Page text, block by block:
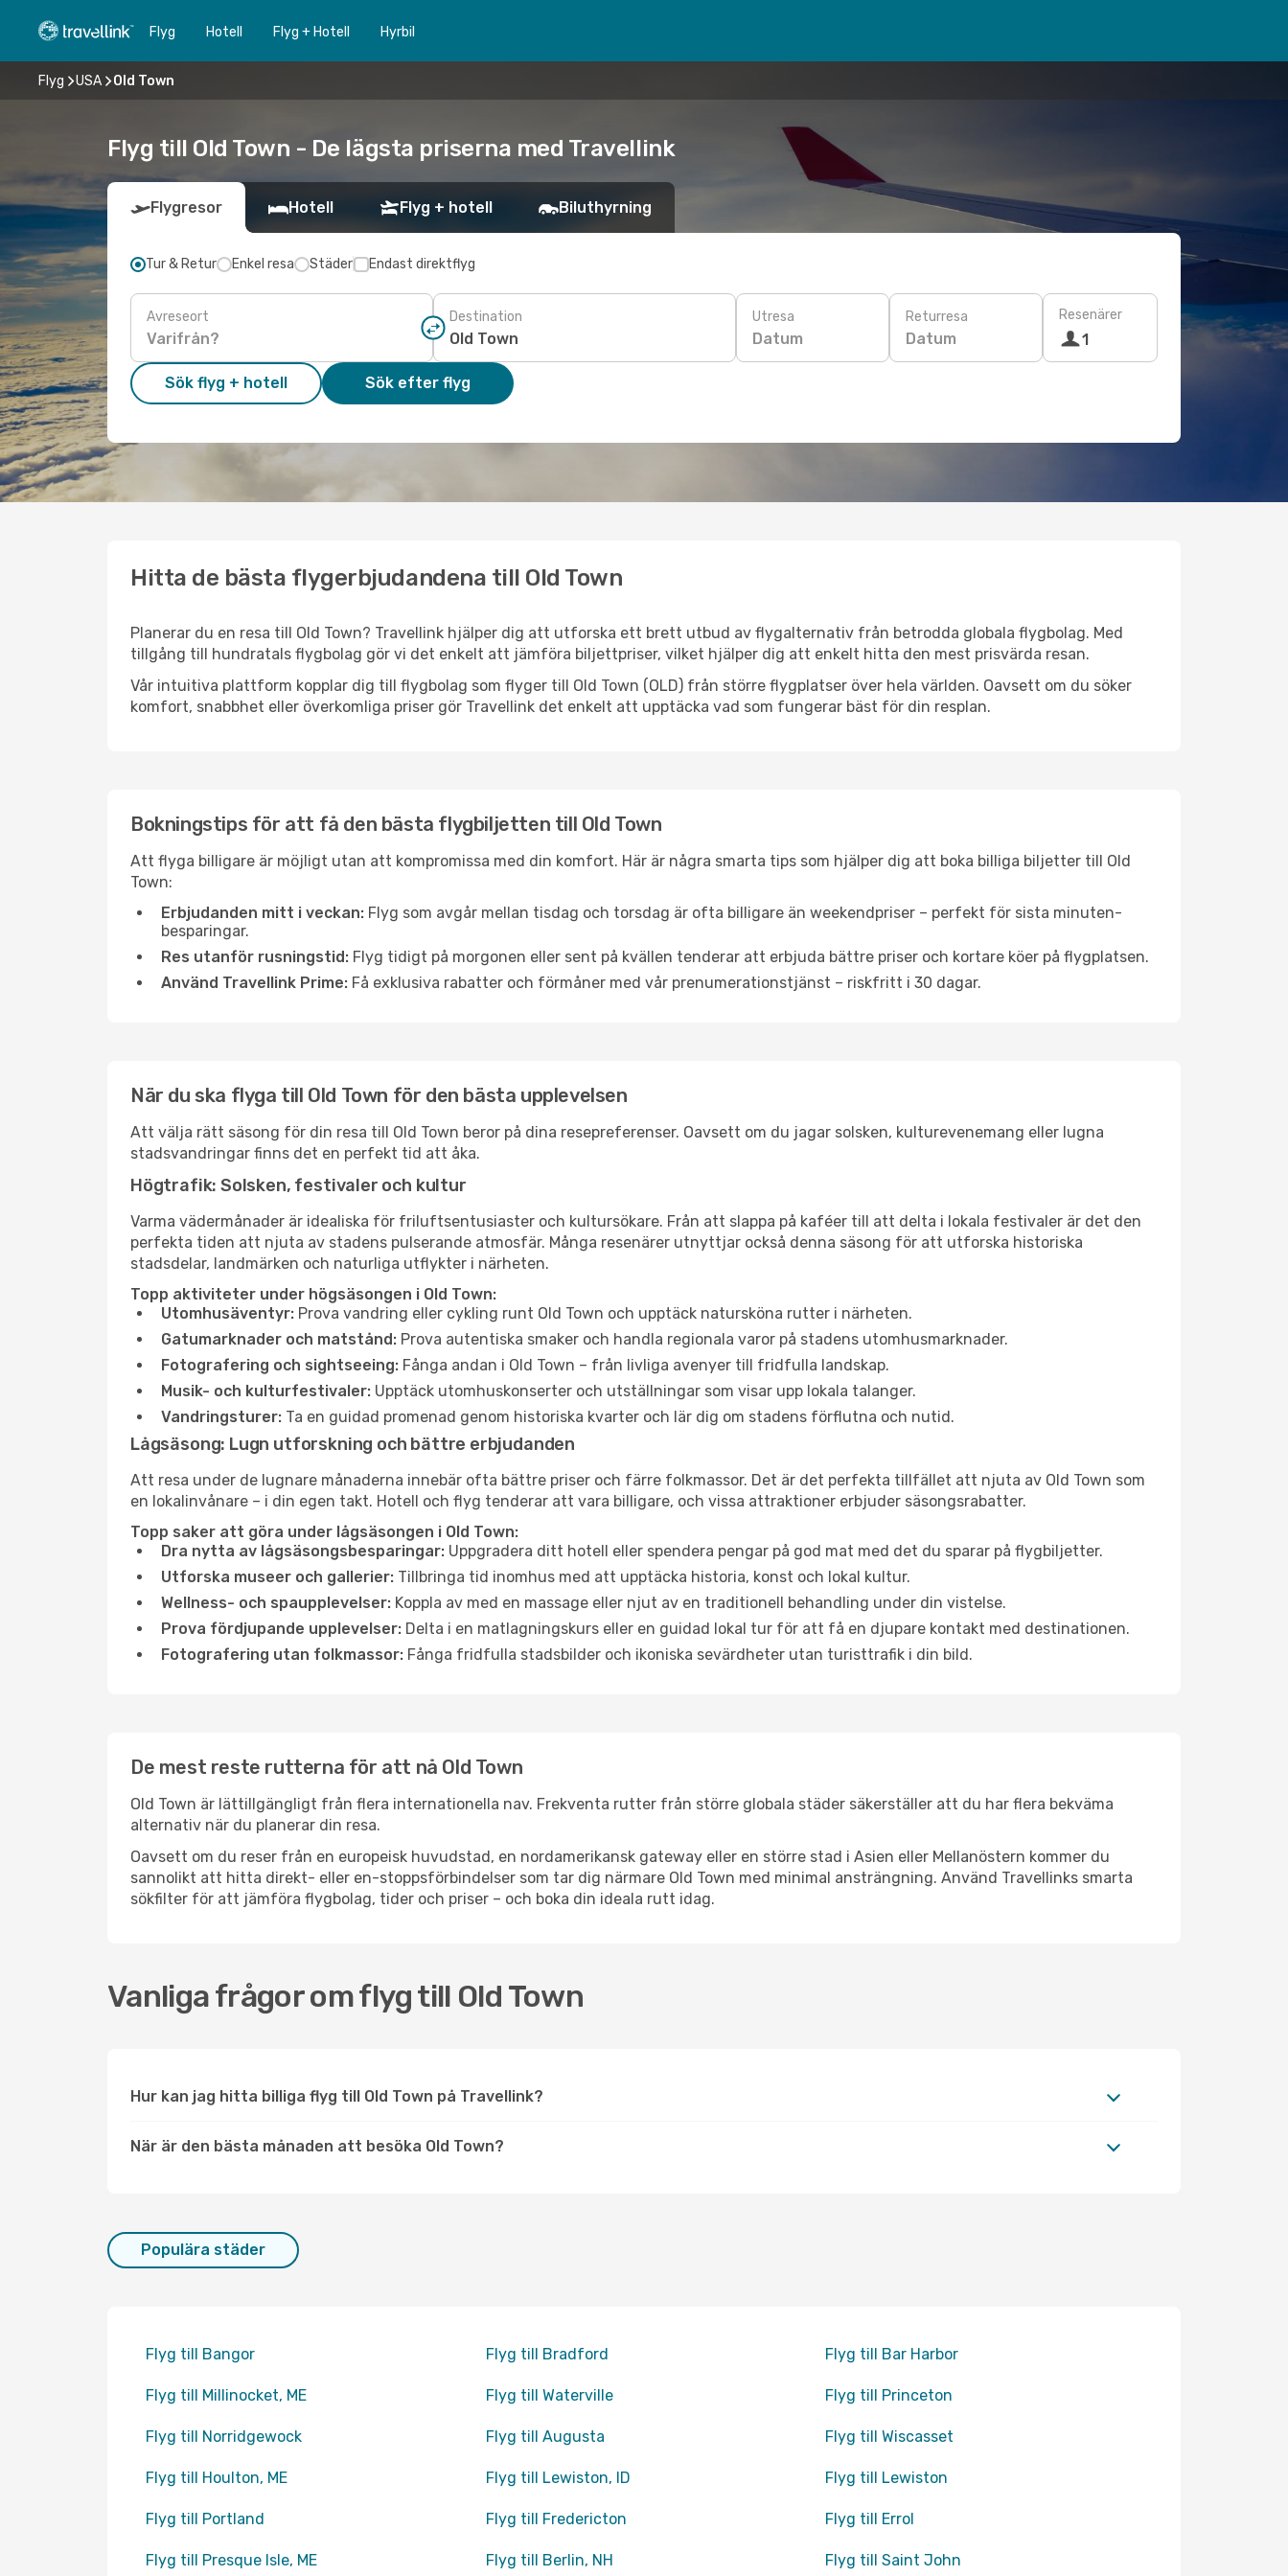
Flyg Hotell Flyg + Hotell Hyrbil
Flyg USA Old Town
Flyg till Old Town - De lägsta priserna med Travellink
Flygresor Hotell Flyg + hotell Biluthyrning
Tur & Retur Enkel resa Städer Endast direktflyg
Avreseort Destination Utresa
Datum
Returresa
Datum
Resenärer
1
Sök flyg + hotell Sök efter flyg
Hitta de bästa flygerbjudandena till Old Town
Planerar du en resa till Old Town? Travellink hjälper dig att utforska ett brett utbud av flygalternativ från betrodda globala flygbolag. Med
tillgång till hundratals flygbolag gör vi det enkelt att jämföra biljettpriser, vilket hjälper dig att enkelt hitta den mest prisvärda resan.
Vår intuitiva plattform kopplar dig till flygbolag som flyger till Old Town (OLD) från större flygplatser över hela världen. Oavsett om du söker
komfort, snabbhet eller överkomliga priser gör Travellink det enkelt att upptäcka vad som fungerar bäst för din resplan.
Bokningstips för att få den bästa flygbiljetten till Old Town
Att flyga billigare är möjligt utan att kompromissa med din komfort. Här är några smarta tips som hjälper dig att boka billiga biljetter till Old
Town:
Erbjudanden mitt i veckan: Flyg som avgår mellan tisdag och torsdag är ofta billigare än weekendpriser – perfekt för sista minuten-
besparingar.
Res utanför rusningstid: Flyg tidigt på morgonen eller sent på kvällen tenderar att erbjuda bättre priser och kortare köer på flygplatsen.
Använd Travellink Prime: Få exklusiva rabatter och förmåner med vår prenumerationstjänst – riskfritt i 30 dagar.
När du ska flyga till Old Town för den bästa upplevelsen
Att välja rätt säsong för din resa till Old Town beror på dina resepreferenser. Oavsett om du jagar solsken, kulturevenemang eller lugna
stadsvandringar finns det en perfekt tid att åka.
Högtrafik: Solsken, festivaler och kultur
Varma vädermånader är idealiska för friluftsentusiaster och kultursökare. Från att slappa på kaféer till att delta i lokala festivaler är det den
perfekta tiden att njuta av stadens pulserande atmosfär. Många resenärer utnyttjar också denna säsong för att utforska historiska
stadsdelar, landmärken och naturliga utflykter i närheten.
Topp aktiviteter under högsäsongen i Old Town:
Utomhusäventyr: Prova vandring eller cykling runt Old Town och upptäck natursköna rutter i närheten.
Gatumarknader och matstånd: Prova autentiska smaker och handla regionala varor på stadens utomhusmarknader.
Fotografering och sightseeing: Fånga andan i Old Town – från livliga avenyer till fridfulla landskap.
Musik- och kulturfestivaler: Upptäck utomhuskonserter och utställningar som visar upp lokala talanger.
Vandringsturer: Ta en guidad promenad genom historiska kvarter och lär dig om stadens förflutna och nutid.
Lågsäsong: Lugn utforskning och bättre erbjudanden
Att resa under de lugnare månaderna innebär ofta bättre priser och färre folkmassor. Det är det perfekta tillfället att njuta av Old Town som
en lokalinvånare – i din egen takt. Hotell och flyg tenderar att vara billigare, och vissa attraktioner erbjuder säsongsrabatter.
Topp saker att göra under lågsäsongen i Old Town:
Dra nytta av lågsäsongsbesparingar: Uppgradera ditt hotell eller spendera pengar på god mat med det du sparar på flygbiljetter.
Utforska museer och gallerier: Tillbringa tid inomhus med att upptäcka historia, konst och lokal kultur.
Wellness- och spaupplevelser: Koppla av med en massage eller njut av en traditionell behandling under din vistelse.
Prova fördjupande upplevelser: Delta i en matlagningskurs eller en guidad lokal tur för att få en djupare kontakt med destinationen.
Fotografering utan folkmassor: Fånga fridfulla stadsbilder och ikoniska sevärdheter utan turisttrafik i din bild.
De mest reste rutterna för att nå Old Town
Old Town är lättillgängligt från flera internationella nav. Frekventa rutter från större globala städer säkerställer att du har flera bekväma
alternativ när du planerar din resa.
Oavsett om du reser från en europeisk huvudstad, en nordamerikansk gateway eller en större stad i Asien eller Mellanöstern kommer du
sannolikt att hitta direkt- eller en-stoppsförbindelser som tar dig närmare Old Town med minimal ansträngning. Använd Travellinks smarta
sökfilter för att jämföra flygbolag, tider och priser – och boka din ideala rutt idag.
Vanliga frågor om flyg till Old Town
Hur kan jag hitta billiga flyg till Old Town på Travellink?
När är den bästa månaden att besöka Old Town?
Populära städer
Flyg till Bangor Flyg till Bradford Flyg till Bar Harbor
Flyg till Millinocket, ME Flyg till Waterville Flyg till Princeton
Flyg till Norridgewock Flyg till Augusta Flyg till Wiscasset
Flyg till Houlton, ME Flyg till Lewiston, ID Flyg till Lewiston
Flyg till Portland Flyg till Fredericton Flyg till Errol
Flyg till Presque Isle, ME Flyg till Berlin, NH Flyg till Saint John